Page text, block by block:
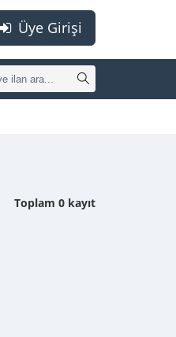
Üye Girişi
Toplam 0 kayıt